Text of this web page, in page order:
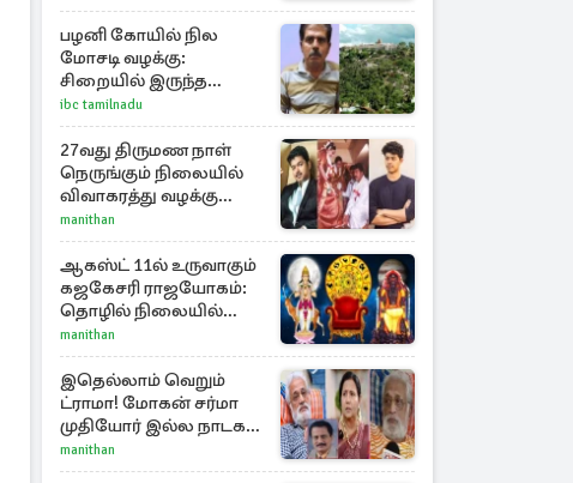
பழனி கோயில் நில
மோசடி வழக்கு:
சிறையில் இருந்த
அன்வர்தீன் மரணம்
ibc tamilnadu
27வது திருமண நாள்
நெருங்கும் நிலையில்
விவாகரத்து வழக்கு
வாபஸ்! விஜய்யுடன்
மீண்டும் இணைவாரா?
manithan
ஆகஸ்ட் 11ல் உருவாகும்
கஜகேசரி ராஜயோகம்:
தொழில் நிலையில்
அதிர்ஷ்டம் பெறும் 3
ராசிகள்!
manithan
இதெல்லாம் வெறும்
ட்ராமா! மோகன் சர்மா
முதியோர் இல்ல நாடகம்
குறித்து குட்டி பத்மினி
பரபரப்பு பேட்டி
manithan